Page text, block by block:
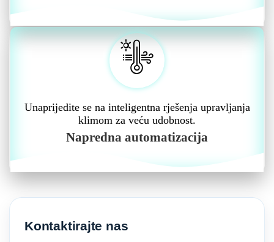
Unaprijedite se na inteligentna rješenja upravljanja
klimom za veću udobnost.
Napredna automatizacija
Kontaktirajte nas